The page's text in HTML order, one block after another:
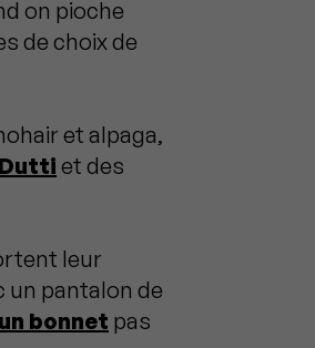
on pioche
de choix de
et alpaga,
et des
leur
un pantalon de
un bonnet pas